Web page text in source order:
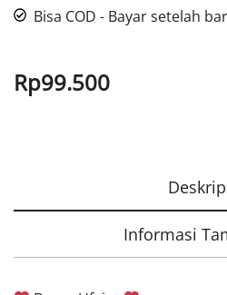
Bisa COD - Bayar setelah
Rp99.500
Informasi